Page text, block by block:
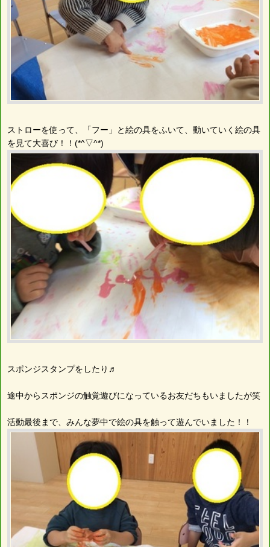
ストローを使って、「フー」と絵の具をふいて、動いていく絵の具
を見て大喜び！！(*^▽^*)
スポンジスタンプをしたり♬
途中からスポンジの触覚遊びになっているお友だちもいましたが笑
活動最後まで、みんな夢中で絵の具を触って遊んでいました！！